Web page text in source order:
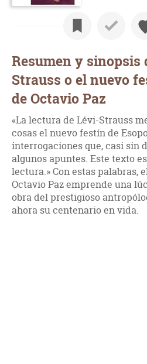
Resumen y sinopsis
Strauss o el nuevo
de Octavio Paz
«La lectura de Lévi-Strauss
cosas el nuevo festín de
interrogaciones que, casi sin
algunos apuntes. Este texto
lectura.» Con estas palabras,
Octavio Paz emprende una
obra del prestigioso
ahora su centenario en vida.